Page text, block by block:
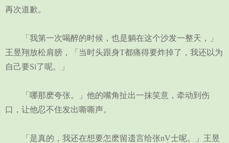
再次道歉。
「我第一次喝醉的时候，也是躺在这个沙发一整天，」
王昱翔放松肩膀，「当时头跟身T都痛得要炸掉了，我还以为
自己要Si了呢。」
「哪那麽夸张。」他的嘴角扯出一抹笑意，牵动到伤
口，让他忍不住发出嘶嘶声。
「是真的，我还在想要怎麽留遗言给张nV士呢。」王昱